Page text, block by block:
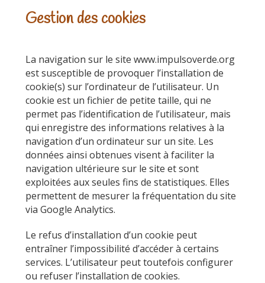
Gestion des cookies
La navigation sur le site www.impulsoverde.org
est susceptible de provoquer l’installation de
cookie(s) sur l’ordinateur de l’utilisateur. Un
cookie est un fichier de petite taille, qui ne
permet pas l’identification de l’utilisateur, mais
qui enregistre des informations relatives à la
navigation d’un ordinateur sur un site. Les
données ainsi obtenues visent à faciliter la
navigation ultérieure sur le site et sont
exploitées aux seules fins de statistiques. Elles
permettent de mesurer la fréquentation du site
via Google Analytics.
Le refus d’installation d’un cookie peut
entraîner l’impossibilité d’accéder à certains
services. L’utilisateur peut toutefois configurer
ou refuser l’installation de cookies.